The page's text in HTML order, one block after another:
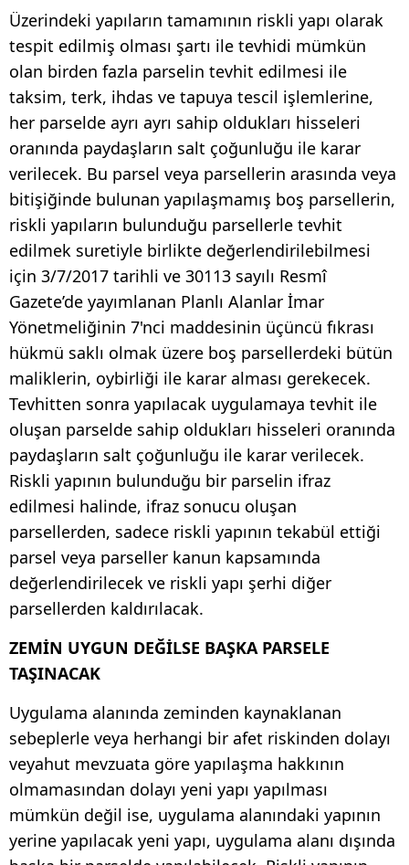
Üzerindeki yapıların tamamının riskli yapı olarak
tespit edilmiş olması şartı ile tevhidi mümkün
olan birden fazla parselin tevhit edilmesi ile
taksim, terk, ihdas ve tapuya tescil işlemlerine,
her parselde ayrı ayrı sahip oldukları hisseleri
oranında paydaşların salt çoğunluğu ile karar
verilecek. Bu parsel veya parsellerin arasında veya
bitişiğinde bulunan yapılaşmamış boş parsellerin,
riskli yapıların bulunduğu parsellerle tevhit
edilmek suretiyle birlikte değerlendirilebilmesi
için 3/7/2017 tarihli ve 30113 sayılı Resmî
Gazete’de yayımlanan Planlı Alanlar İmar
Yönetmeliğinin 7'nci maddesinin üçüncü fıkrası
hükmü saklı olmak üzere boş parsellerdeki bütün
maliklerin, oybirliği ile karar alması gerekecek.
Tevhitten sonra yapılacak uygulamaya tevhit ile
oluşan parselde sahip oldukları hisseleri oranında
paydaşların salt çoğunluğu ile karar verilecek.
Riskli yapının bulunduğu bir parselin ifraz
edilmesi halinde, ifraz sonucu oluşan
parsellerden, sadece riskli yapının tekabül ettiği
parsel veya parseller kanun kapsamında
değerlendirilecek ve riskli yapı şerhi diğer
parsellerden kaldırılacak.
ZEMİN UYGUN DEĞİLSE BAŞKA PARSELE
TAŞINACAK
Uygulama alanında zeminden kaynaklanan
sebeplerle veya herhangi bir afet riskinden dolayı
veyahut mevzuata göre yapılaşma hakkının
olmamasından dolayı yeni yapı yapılması
mümkün değil ise, uygulama alanındaki yapının
yerine yapılacak yeni yapı, uygulama alanı dışında